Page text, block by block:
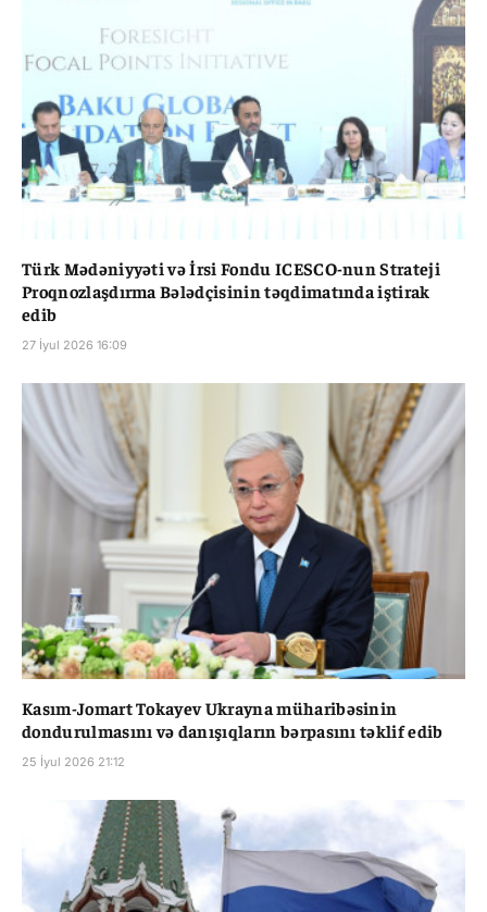
Türk Mədəniyyəti və İrsi Fondu ICESCO-nun Strateji
Proqnozlaşdırma Bələdçisinin təqdimatında iştirak
edib
27 İyul 2026 16:09
Kasım-Jomart Tokayev Ukrayna müharibəsinin
dondurulmasını və danışıqların bərpasını təklif edib
25 İyul 2026 21:12